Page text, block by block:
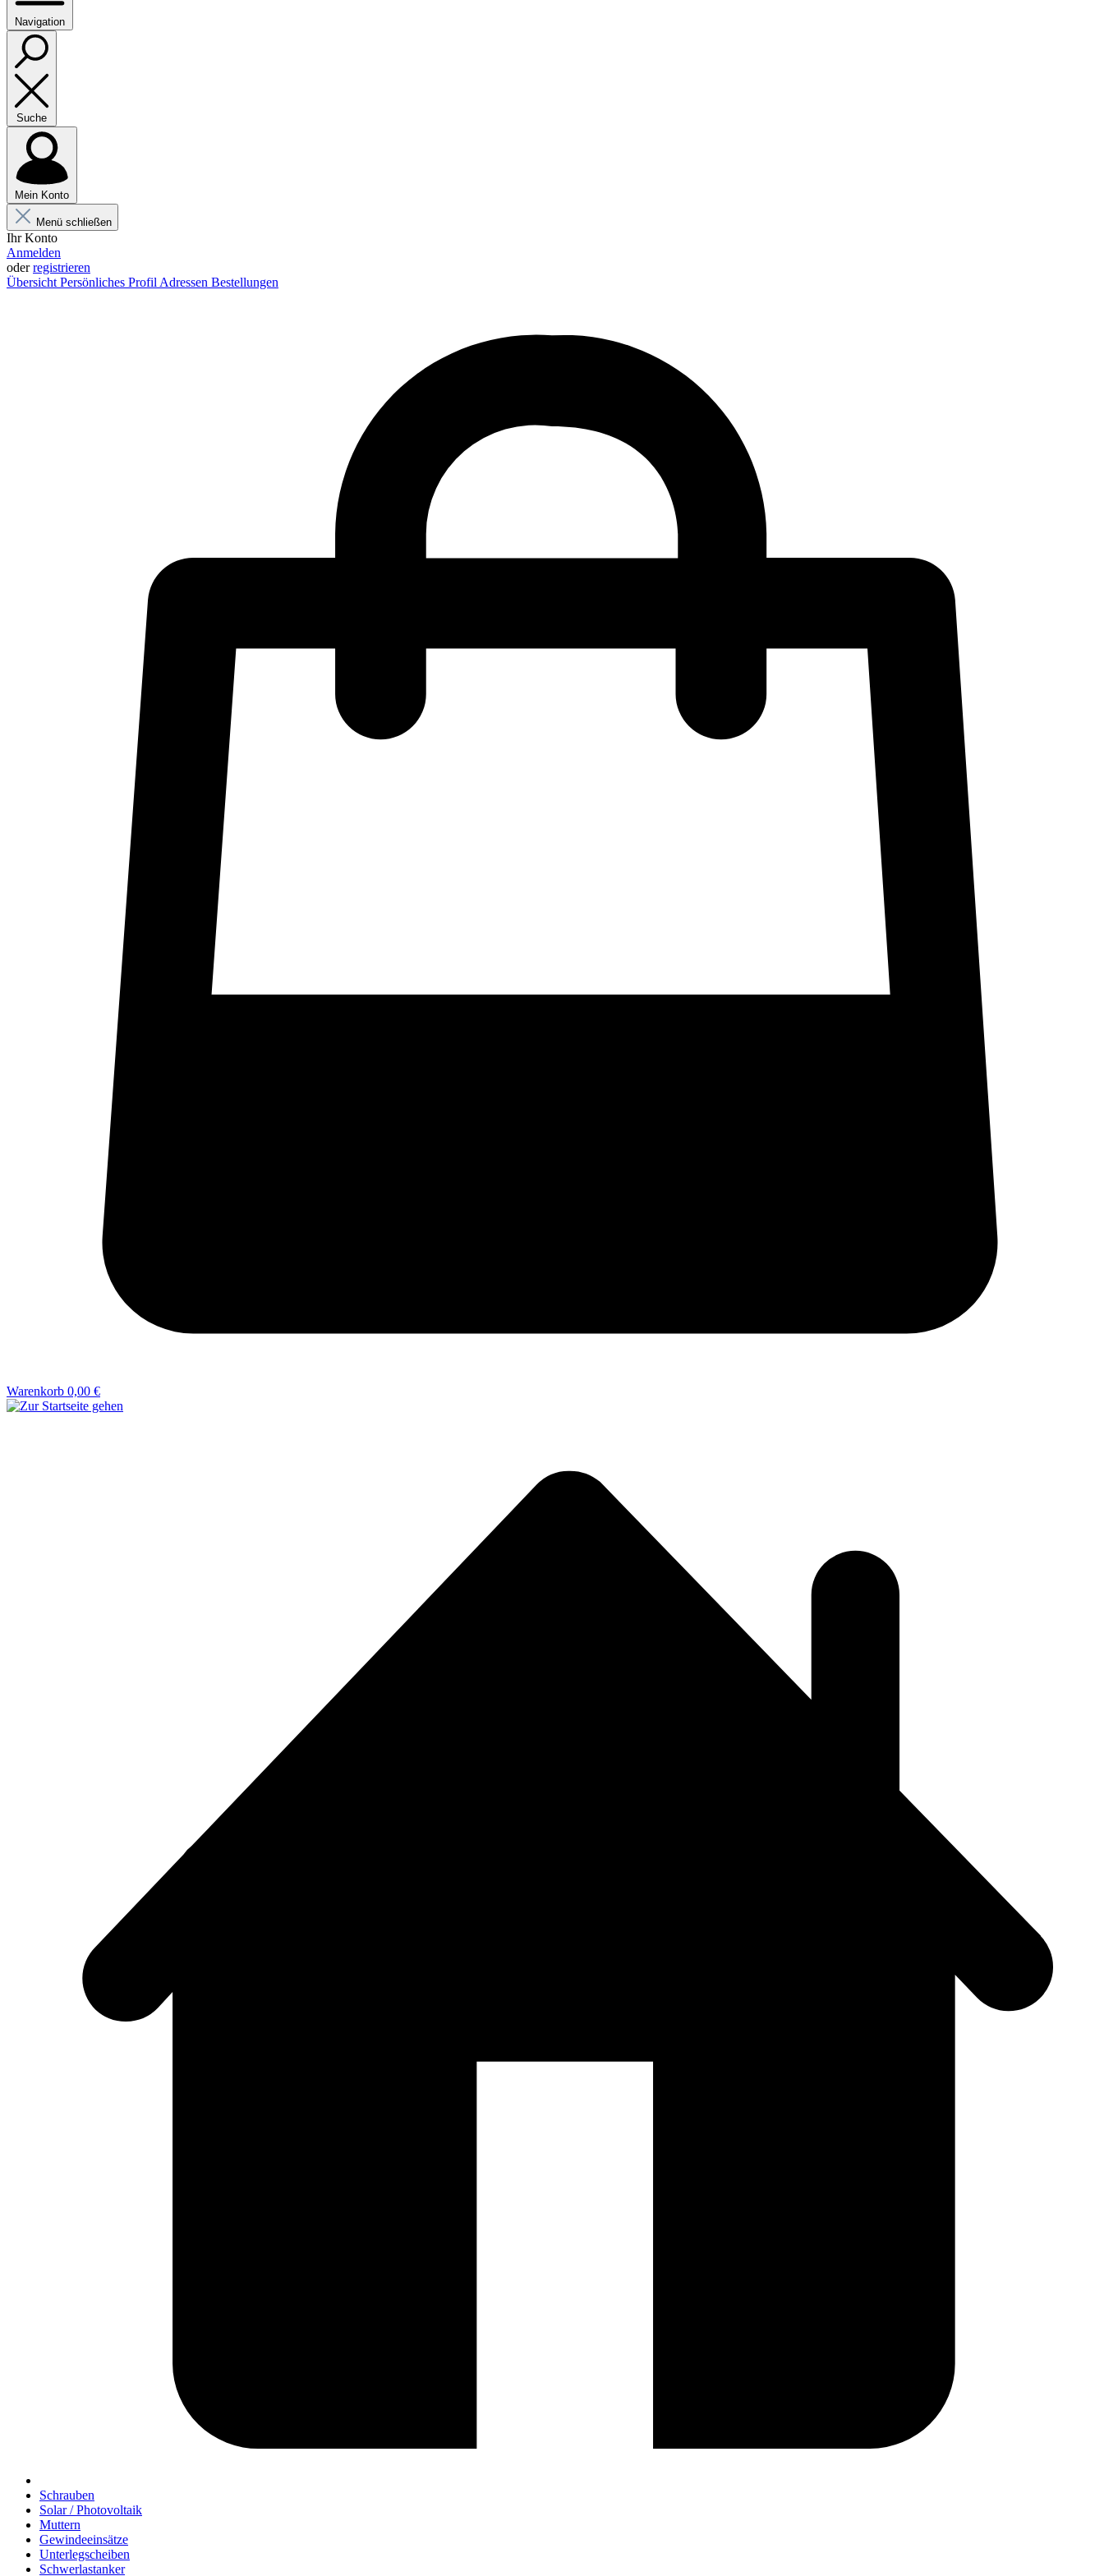
Navigation
Suche
Mein Konto
Menü schließen
Ihr Konto
Anmelden
oderregistrieren
Übersicht Persönliches Profil Adressen Bestellungen
Warenkorb 0,00 €
Schrauben
Solar / Photovoltaik
Muttern
Gewindeeinsätze
Unterlegscheiben
Schwerlastanker